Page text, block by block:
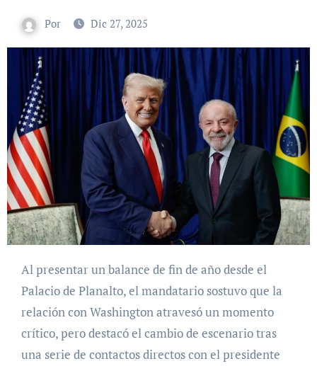
Por Dic 27, 2025
Al presentar un balance de fin de año desde el
Palacio de Planalto, el mandatario sostuvo que la
relación con Washington atravesó un momento
crítico, pero destacó el cambio de escenario tras
una serie de contactos directos con el presidente